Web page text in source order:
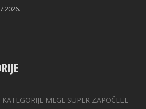
MEGE SUPER ZAPOČELE